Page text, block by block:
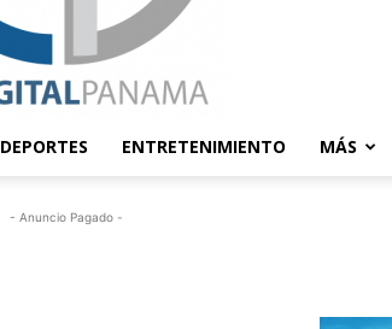
DEPORTES ENTRETENIMIENTO MÁS
- Anuncio Pagado -